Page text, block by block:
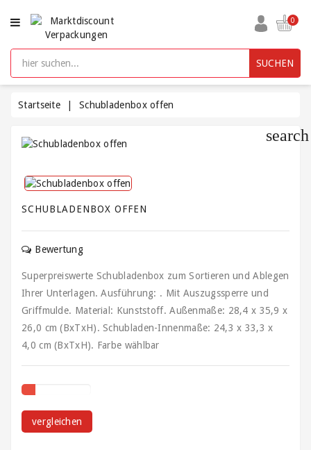
KATEGORIE
Aufbewahrungsboxen
kunststoff
mit
Deckel
Beutel
und
Füllmaterial
Polsterung
Packpapier
Schachteln
und
Versandhülsen
Klebebänder
Signalbänder
0
SUCHEN
Startseite Schubladenbox offen
search
SCHUBLADENBOX OFFEN
Bewertung
Superpreiswerte Schubladenbox zum Sortieren und Ablegen
Ihrer Unterlagen. Ausführung: . Mit Auszugssperre und
Griffmulde. Material: Kunststoff. Außenmaße: 28,4 x 35,9 x
26,0 cm (BxTxH). Schubladen-Innenmaße: 24,3 x 33,3 x
4,0 cm (BxTxH). Farbe wählbar
vergleichen